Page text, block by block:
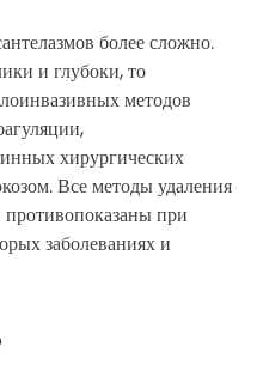
более сложно.
и глубоки, то
методов
хирургических
Все методы удаления
при
заболеваниях и